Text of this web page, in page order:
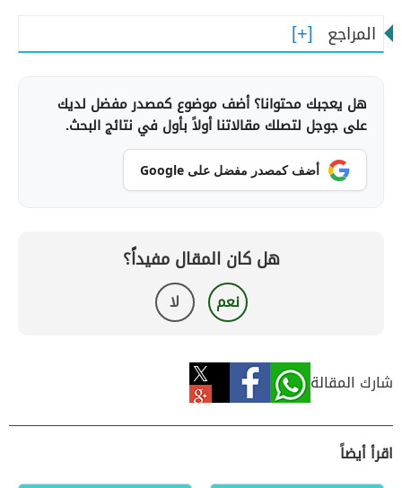
المراجع
هل يعجبك محتوانا؟ أضف موضوع كمصدر مفضل لديك
على جوجل لتصلك مقالاتنا أولاً بأول في نتائج البحث.
أضف كمصدر مفضل على Google
هل كان المقال مفيداً؟
نعم لا
شارك المقالة
اقرأ أيضاً